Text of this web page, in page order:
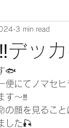
デッ
3 min read
🐟
便にてノマセ
す〜‼️
の顔を見るこ
した🎣